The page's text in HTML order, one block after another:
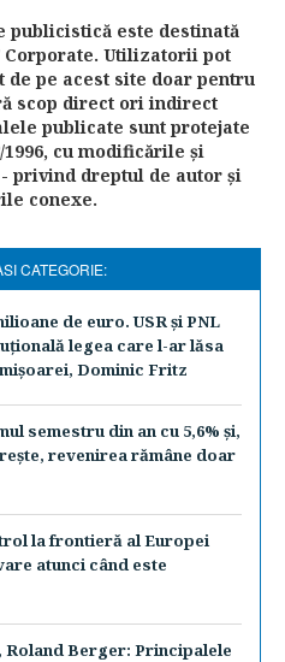
publicistică este destinată
Utilizatorii pot
pe acest site doar pentru
scop direct ori indirect
publicate sunt protejate
cu modificările şi
privind dreptul de autor şi
conexe.
CATEGORIE:
de euro. USR şi PNL
legea care l-ar lăsa
Dominic Fritz
semestru din an cu 5,6% şi,
revenirea rămâne doar
la frontieră al Europei
atunci când este
Berger: Principalele